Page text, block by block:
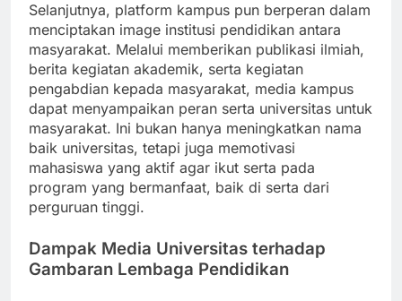
Selanjutnya, platform kampus pun berperan dalam
menciptakan image institusi pendidikan antara
masyarakat. Melalui memberikan publikasi ilmiah,
berita kegiatan akademik, serta kegiatan
pengabdian kepada masyarakat, media kampus
dapat menyampaikan peran serta universitas untuk
masyarakat. Ini bukan hanya meningkatkan nama
baik universitas, tetapi juga memotivasi
mahasiswa yang aktif agar ikut serta pada
program yang bermanfaat, baik di serta dari
perguruan tinggi.
Dampak Media Universitas terhadap
Gambaran Lembaga Pendidikan